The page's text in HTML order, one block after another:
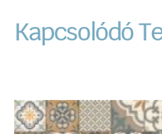
Kapcsolódó